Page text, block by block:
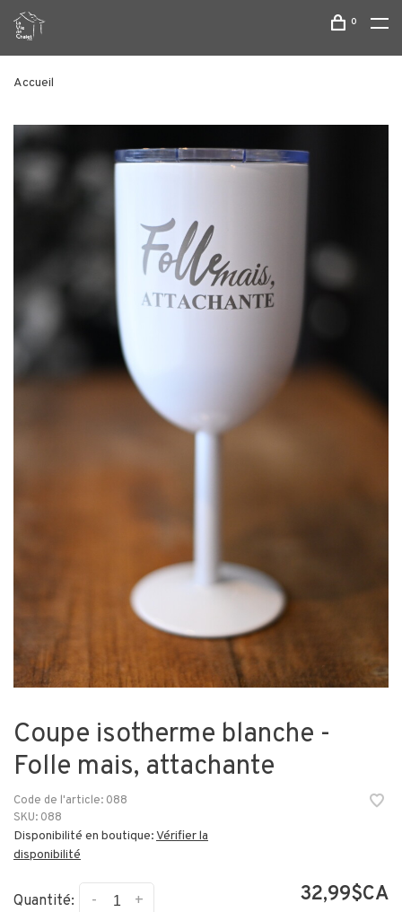
0
Accueil
Coupe isotherme blanche -
Folle mais, attachante
Code de l'article: 088
SKU: 088
Disponibilité en boutique:Vérifier la
disponibilité
Quantité: +
- 32,99$CA